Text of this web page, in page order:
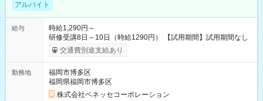
アルバイト
給与
時給1,290円～
研修受講8日～10日（時給1290円） 【試用期間】試用期間なし
交通費別途支給あり
勤務地
福岡市博多区
福岡県福岡市博多区
株式会社ベネッセコーポレーション